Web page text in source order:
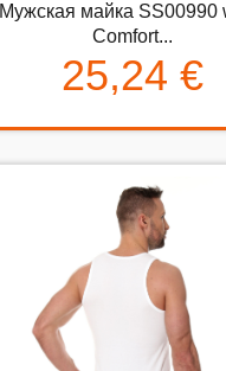
Мужская майка SS00990
Comfort...
25,24 €